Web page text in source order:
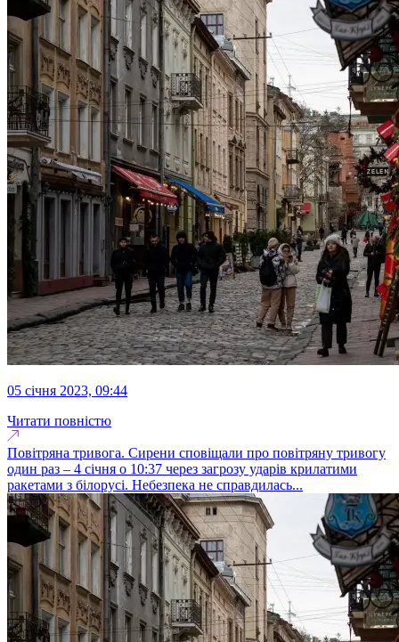
05 січня 2023, 09:44
Читати повністю
Повітряна тривога. Сирени сповіщали про повітряну тривогу
один раз – 4 січня о 10:37 через загрозу ударів крилатими
ракетами з білорусі. Небезпека не справдилась...